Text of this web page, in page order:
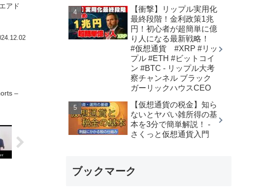
アド
–
【衝撃】リップル実用化
最終段階！金利政策1兆
円！初心者が超簡単に億
り人になる最新戦略！
#仮想通貨 #XRP #リッ
プル #ETH #ビットコイ
ン #BTC - リップル大考
察チャンネル ブラック
ガーリックハウスCEO
【仮想通貨の税金】知ら
ないとヤバい雑所得の基
本を3分で簡単解説！ -
さくっと仮想通貨入門
ブックマーク